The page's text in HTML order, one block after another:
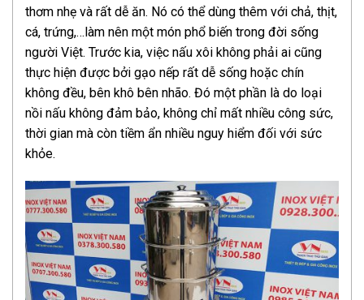
thơm nhẹ và rất dễ ăn. Nó có thể dùng thêm với chả, thịt,
cá, trứng,…làm nên một món phổ biến trong đời sống
người Việt. Trước kia, việc nấu xôi không phải ai cũng
thực hiện được bởi gạo nếp rất dễ sống hoặc chín
không đều, bên khô bên nhão. Đó một phần là do loại
nồi nấu không đảm bảo, không chỉ mất nhiều công sức,
thời gian mà còn tiềm ẩn nhiều nguy hiểm đối với sức
khỏe.